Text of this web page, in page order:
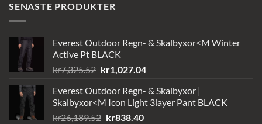
SENASTE PRODUKTER
Everest Outdoor Regn- & Skalbyxor<M Winter
Active Pt BLACK
kr7,325.52 Det
priset
var:
kr7,325.52.
kr1,027.04Det
priset
är:
Everest Outdoor Regn- & Skalbyxor |
Skalbyxor<M Icon Light 3layer Pant BLACK
kr26,189.52 Det
kr838.40Det